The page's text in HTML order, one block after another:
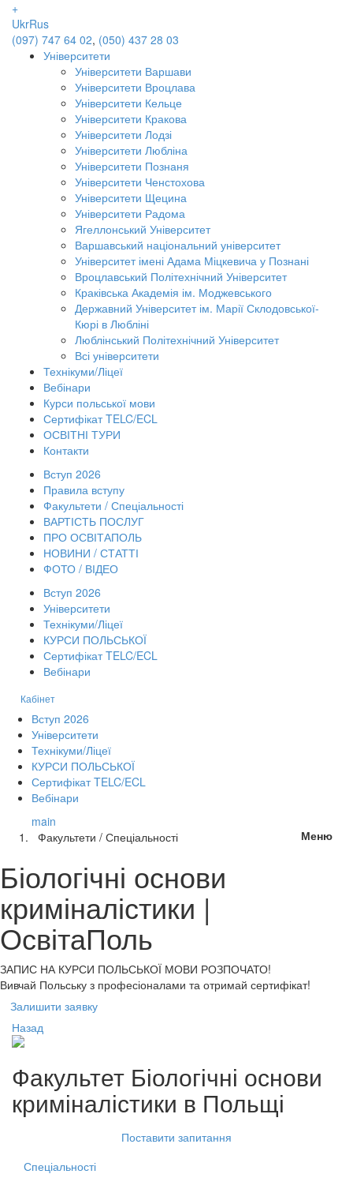
+
UkrRus
(097) 747 64 02, (050) 437 28 03
Університети
Університети Варшави
Університети Вроцлава
Університети Кельце
Університети Кракова
Університети Лодзі
Університети Любліна
Університети Познаня
Університети Ченстохова
Університети Щецина
Університети Радома
Ягеллонський Університет
Варшавський національний університет
Університет імені Адама Міцкевича у Познані
Вроцлавський Політехнічний Університет
Краківська Академія ім. Моджевського
Державний Університет ім. Марії Склодовської-
Кюрі в Любліні
Люблінський Політехнічний Університет
Всі університети
Технікуми/Ліцеї
Вебінари
Курси польської мови
Сертифікат TELC/ECL
ОСВІТНІ ТУРИ
Контакти
Вступ 2026
Правила вступу
Факультети / Спеціальності
ВАРТІСТЬ ПОСЛУГ
ПРО ОСВІТАПОЛЬ
НОВИНИ / СТАТТІ
ФОТО / ВІДЕО
Вступ 2026
Університети
Технікуми/Ліцеї
КУРСИ ПОЛЬСЬКОЇ
Сертифікат TELC/ECL
Вебінари
Кабінет
Вступ 2026
Університети
Технікуми/Ліцеї
КУРСИ ПОЛЬСЬКОЇ
Сертифікат TELC/ECL
Вебінари
Меню
main
Факультети / Спеціальності
Біологічні основи
криміналістики |
ОсвітаПоль
ЗАПИС НА КУРСИ ПОЛЬСЬКОЇ МОВИ РОЗПОЧАТО!
Вивчай Польську з професіоналами та отримай сертифікат!
Залишити заявку
Назад
Факультет Біологічні основи
криміналістики в Польщі
Поставити запитання
Спеціальності